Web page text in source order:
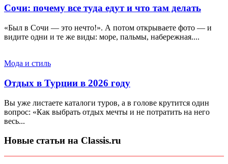
Сочи: почему все туда едут и что там делать
«Был в Сочи — это нечто!». А потом открываете фото — и
видите одни и те же виды: море, пальмы, набережная....
Мода и стиль
Отдых в Турции в 2026 году
Вы уже листаете каталоги туров, а в голове крутится один
вопрос: «Как выбрать отдых мечты и не потратить на него
весь...
Новые статьи на Classis.ru